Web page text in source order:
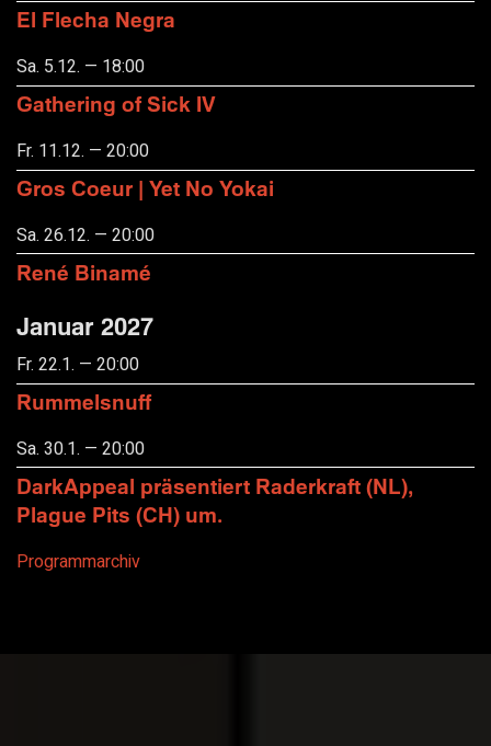
El Flecha Negra
Sa. 5.12. — 18:00
Gathering of Sick IV
Fr. 11.12. — 20:00
Gros Coeur | Yet No Yokai
Sa. 26.12. — 20:00
René Binamé
Januar 2027
Fr. 22.1. — 20:00
Rummelsnuff
Sa. 30.1. — 20:00
DarkAppeal präsentiert Raderkraft (NL),
Plague Pits (CH) um.
Programmarchiv